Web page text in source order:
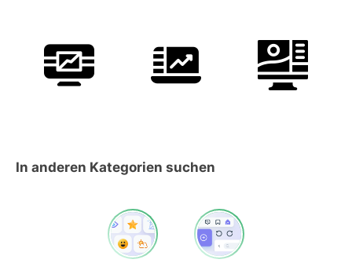
In anderen Kategorien suchen